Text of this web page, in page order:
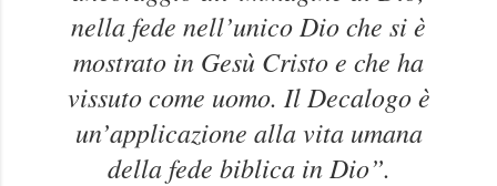
nella fede nell’unico Dio che si è
mostrato in Gesù Cristo e che ha
vissuto come uomo. Il Decalogo è
un’applicazione alla vita umana
della fede biblica in Dio”.